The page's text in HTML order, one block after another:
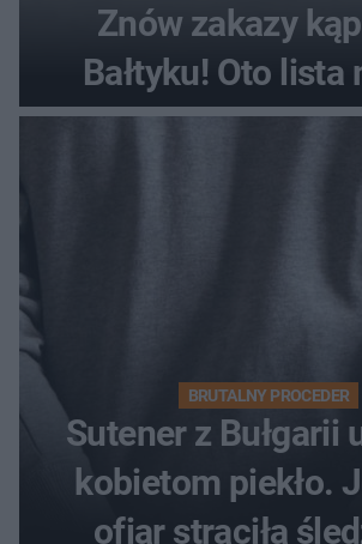
Znów zakazy
Bałtyku! Oto lista
BRUTALNY PROCEDER
Sutener z Bułgarii
kobietom piekło.
ofiar straciła